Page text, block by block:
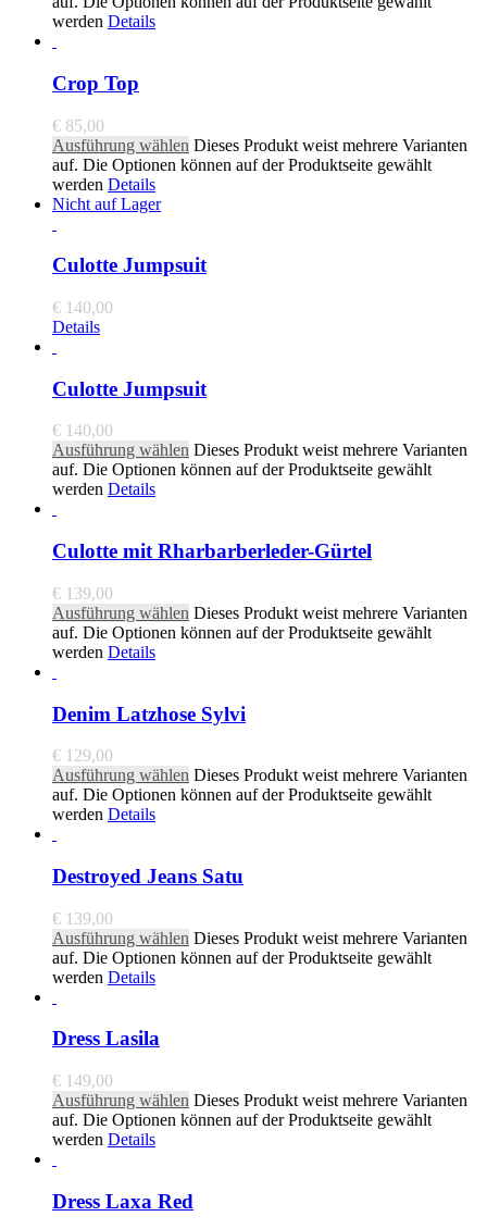
werden Details
Crop Top
€ 85,00
Ausführung wählen Dieses Produkt weist mehrere Varianten
auf. Die Optionen können auf der Produktseite gewählt
werden Details
Nicht auf Lager
Culotte Jumpsuit
€ 140,00
Details
Culotte Jumpsuit
€ 140,00
Ausführung wählen Dieses Produkt weist mehrere Varianten
auf. Die Optionen können auf der Produktseite gewählt
werden Details
Culotte mit Rharbarberleder-Gürtel
€ 139,00
Ausführung wählen Dieses Produkt weist mehrere Varianten
auf. Die Optionen können auf der Produktseite gewählt
werden Details
Denim Latzhose Sylvi
€ 129,00
Ausführung wählen Dieses Produkt weist mehrere Varianten
auf. Die Optionen können auf der Produktseite gewählt
werden Details
Destroyed Jeans Satu
€ 139,00
Ausführung wählen Dieses Produkt weist mehrere Varianten
auf. Die Optionen können auf der Produktseite gewählt
werden Details
Dress Lasila
€ 149,00
Ausführung wählen Dieses Produkt weist mehrere Varianten
auf. Die Optionen können auf der Produktseite gewählt
werden Details
Dress Laxa Red